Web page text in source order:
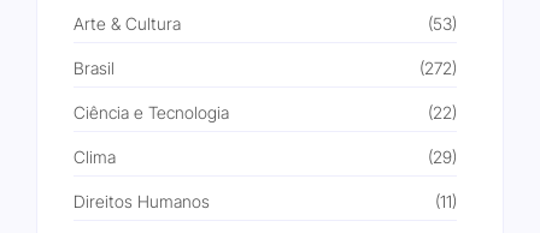
Arte & Cultura (53)
Brasil (272)
Ciência e Tecnologia (22)
Clima (29)
Direitos Humanos (11)